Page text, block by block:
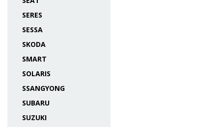
SERES
SESSA
SKODA
SMART
SOLARIS
SSANGYONG
SUBARU
SUZUKI